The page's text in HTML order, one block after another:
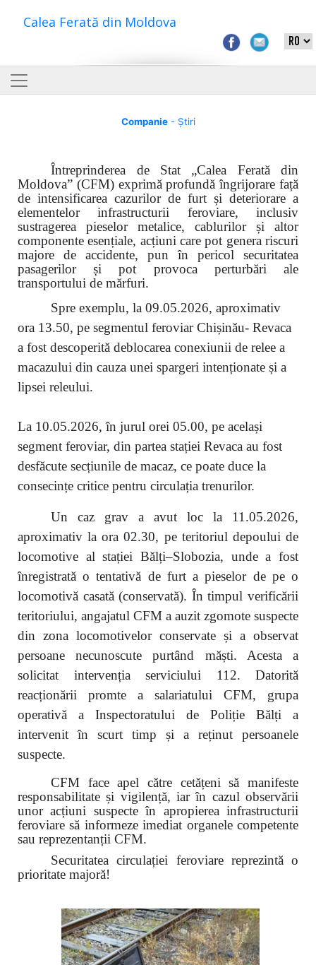
Calea Ferată din Moldova
Companie- Știri
Întreprinderea de Stat „Calea Ferată din
Moldova” (CFM) exprimă profundă îngrijorare față
de intensificarea cazurilor de furt și deteriorare a
elementelor infrastructurii feroviare, inclusiv
sustragerea pieselor metalice, cablurilor și altor
componente esențiale, acțiuni care pot genera riscuri
majore de accidente, pun în pericol securitatea
pasagerilor și pot provoca perturbări ale
transportului de mărfuri.
Spre exemplu, la 09.05.2026, aproximativ
ora 13.50, pe segmentul feroviar Chișinău- Revaca
a fost descoperită deblocarea conexiunii de relee a
macazului din cauza unei spargeri intenționate și a
lipsei releului.
La 10.05.2026, în jurul orei 05.00, pe același
segment feroviar, din partea stației Revaca au fost
desfăcute secțiunile de macaz, ce poate duce la
consecințe critice pentru circulația trenurilor.
Un caz grav a avut loc la 11.05.2026,
aproximativ la ora 02.30, pe teritoriul depoului de
locomotive al stației Bălți–Slobozia, unde a fost
înregistrată o tentativă de furt a pieselor de pe o
locomotivă casată (conservată). În timpul verificării
teritoriului, angajatul CFM a auzit zgomote suspecte
din zona locomotivelor conservate și a observat
persoane necunoscute purtând măști. Acesta a
solicitat intervenția serviciului 112. Datorită
reacționării promte a salariatului CFM, grupa
operativă a Inspectoratului de Poliție Bălți a
intervenit în scurt timp și a reținut persoanele
suspecte.
CFM face apel către cetățeni să manifeste
responsabilitate și vigilență, iar în cazul observării
unor acțiuni suspecte în apropierea infrastructurii
feroviare să informeze imediat organele competente
sau reprezentanții CFM.
Securitatea circulației feroviare reprezintă o
prioritate majoră!